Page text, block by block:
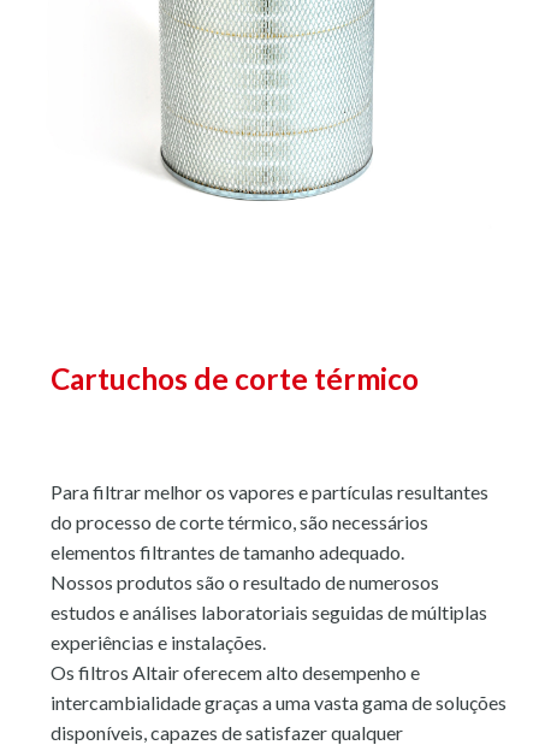
Cartuchos de corte térmico
Para filtrar melhor os vapores e partículas resultantes
do processo de corte térmico, são necessários
elementos filtrantes de tamanho adequado.
Nossos produtos são o resultado de numerosos
estudos e análises laboratoriais seguidas de múltiplas
experiências e instalações.
Os filtros Altair oferecem alto desempenho e
intercambialidade graças a uma vasta gama de soluções
disponíveis, capazes de satisfazer qualquer